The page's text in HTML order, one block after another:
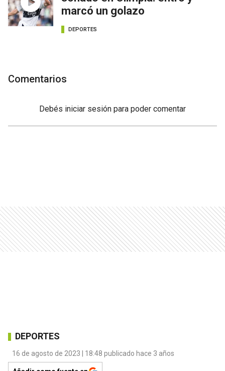
marcó un golazo
DEPORTES
Comentarios
Debés iniciar sesión para poder comentar
DEPORTES
16 de agosto de 2023 | 18:48 publicado hace 3 años